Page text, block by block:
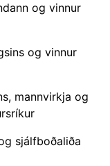
og vinnur
og vinnur
mannvirkja og
sjálfboðaliða